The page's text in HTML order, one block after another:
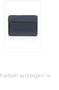
anzeigen